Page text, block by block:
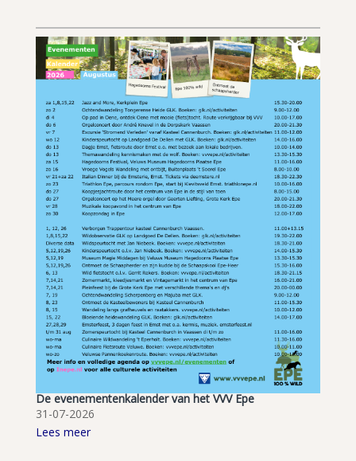
De evenementenkalender van het VVV Epe
31-07-2026
Lees meer